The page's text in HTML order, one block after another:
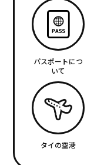
パスポートにつ
いて
タイの空港